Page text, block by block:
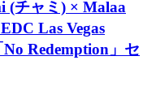
(チャミ) × Malaa
Las Vegas
Redemption」セ